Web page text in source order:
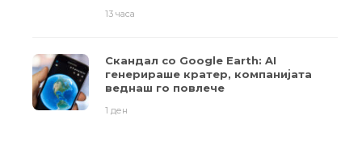
13 часа
Скандал со Google Earth: AI
генерираше кратер, компанијата
веднаш го повлече
1 ден